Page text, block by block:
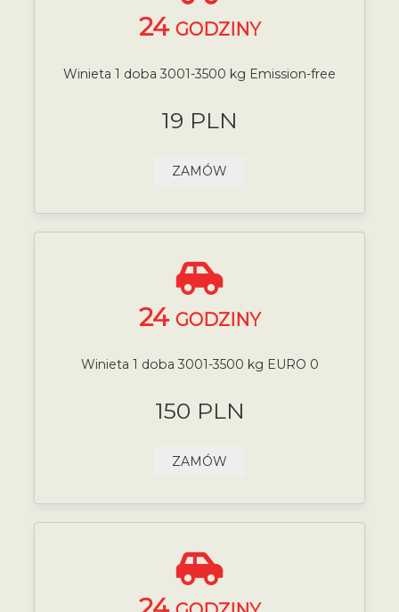
24 GODZINY
Winieta 1 doba 3001-3500 kg Emission-free
19 PLN
ZAMÓW
24 GODZINY
Winieta 1 doba 3001-3500 kg EURO 0
150 PLN
ZAMÓW